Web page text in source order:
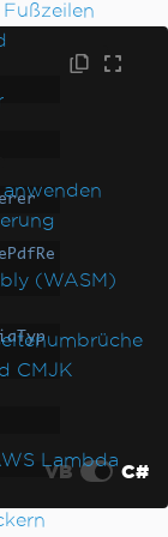
(WASM)
CMJK
Lambda
VB C#